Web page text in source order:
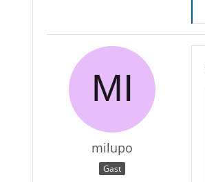
milupo
Gast